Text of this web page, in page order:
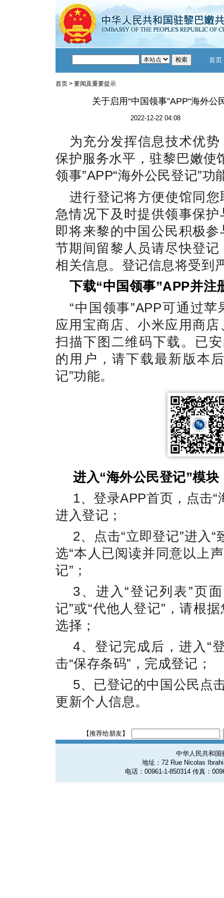
首页
首页 > 要闻及重要提示
关于启用“中国领事”APP“海外公
2022-12-22 04:08
为充分发挥信息技术优
保护服务水平，驻黎巴嫩使
领事”APP“海外公民登记”功
进行登记将方便使馆同
急情况下及时提供领事保
即将来黎的中国公民积极
节期间留黎人员请尽快登
相关信息。登记信息将受到
下载“中国领事”APP并注
“中国领事”APP可通过
应用宝商店、小米应用商
扫描下图二维码下载。已安
的用户，请下载最新版本
记”功能。
进入“海外公民登记”模块
1、登录APP首页，点击“
进入登记；
2、点击“立即登记”进入“
选“本人已阅读并同意以上
记”；
3、进入“登记列表”页
记”或“代他人登记”，请根
选择；
4、登记完成后，进入“
击“保存条码”，完成登记；
5、已登记的中国公民点
更新个人信息。
【推荐给朋友】
中华人民共和国
地址：72 Rue Nicolas
电话：00961-1-850314 传真：